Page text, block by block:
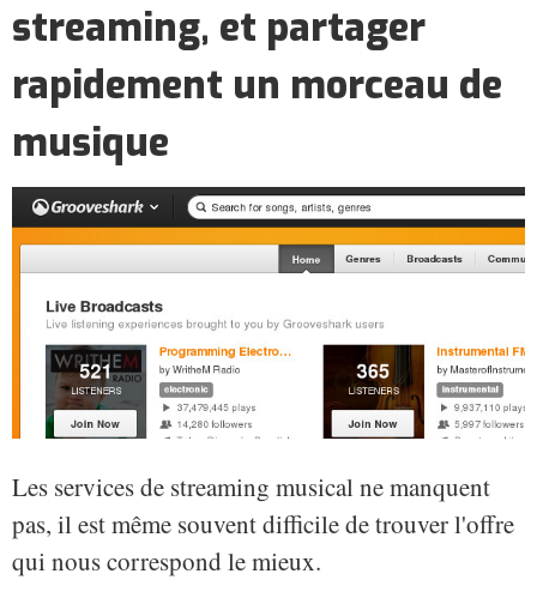
streaming, et partager
rapidement un morceau de
musique
Les services de streaming musical ne manquent
pas, il est même souvent difficile de trouver l'offre
qui nous correspond le mieux.